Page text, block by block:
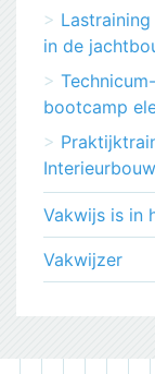
in de
bootcamp
Vakwijs is in
Vakwijzer